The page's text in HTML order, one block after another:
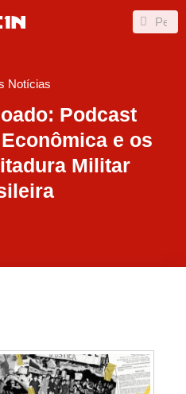
Search
Search
Notícias
Podcast
e os
Militar